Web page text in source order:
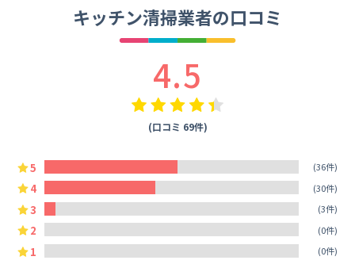
キッチン清掃業者の口コミ
4.5
(口コミ 69件)
5 (36件)
4 (30件)
3 (3件)
2 (0件)
1 (0件)